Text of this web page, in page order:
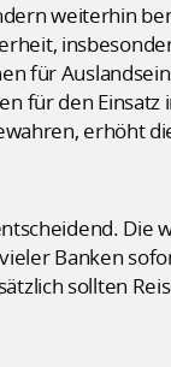
weiterhin
für
für den Einsatz
erhöht
Die
Banken
sollten